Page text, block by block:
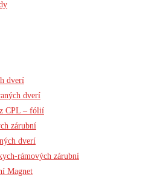
dverí
dverí
CPL – fólií
zárubní
dverí
rámových zárubní
Magnet